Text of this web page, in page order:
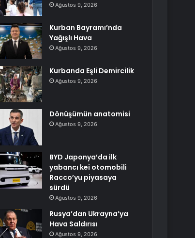
Ağustos 9, 2026
Kurban Bayramı’nda
Yağışlı Hava
Ağustos 9, 2026
Kurbanda Eşli Demircilik
Ağustos 9, 2026
Dönüşümün anatomisi
Ağustos 9, 2026
BYD Japonya’da ilk
yabancı kei otomobili
Racco’yu piyasaya
sürdü
Ağustos 9, 2026
Rusya’dan Ukrayna’ya
Hava Saldırısı
Ağustos 9, 2026